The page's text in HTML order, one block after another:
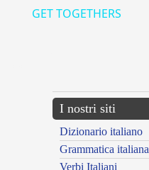
GET TOGETHERS
I nostri siti
Dizionario italiano
Grammatica italiana
Verbi Italiani